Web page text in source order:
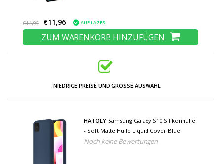
€14,95 €11,96 AUF LAGER
ZUM WARENKORB HINZUFÜGEN
NIEDRIGE PREISE UND GROSSE AUSWAHL
HATOLY Samsung Galaxy S10 Silikonhülle
- Soft Matte Hülle Liquid Cover Blue
Noch keine Bewertungen